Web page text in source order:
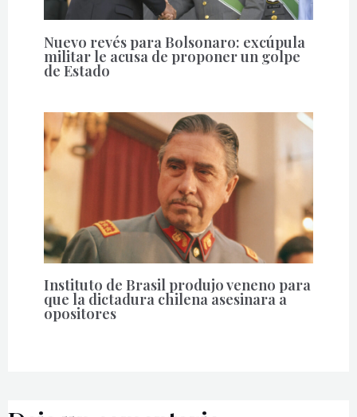
Nuevo revés para Bolsonaro: excúpula
militar le acusa de proponer un golpe
de Estado
Instituto de Brasil produjo veneno para
que la dictadura chilena asesinara a
opositores